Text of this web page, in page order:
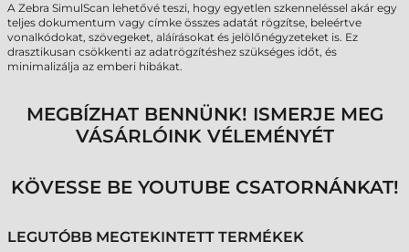
A Zebra SimulScan lehetővé teszi, hogy egyetlen szkenneléssel akár egy
teljes dokumentum vagy címke összes adatát rögzítse, beleértve
vonalkódokat, szövegeket, aláírásokat és jelölőnégyzeteket is. Ez
drasztikusan csökkenti az adatrögzítéshez szükséges időt, és
minimalizálja az emberi hibákat.
MEGBÍZHAT BENNÜNK! ISMERJE MEG
VÁSÁRLÓINK VÉLEMÉNYÉT
KÖVESSE BE YOUTUBE CSATORNÁNKAT!
LEGUTÓBB MEGTEKINTETT TERMÉKEK